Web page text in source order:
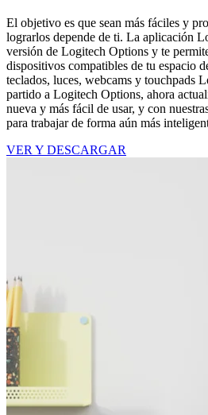
El objetivo es que sean más fáciles y
lograrlos depende de ti. La aplicación
versión de Logitech Options y te
dispositivos compatibles de tu espacio
teclados, luces, webcams y touchpads
partido a Logitech Options, ahora
nueva y más fácil de usar, y con
para trabajar de forma aún más
VER Y DESCARGAR